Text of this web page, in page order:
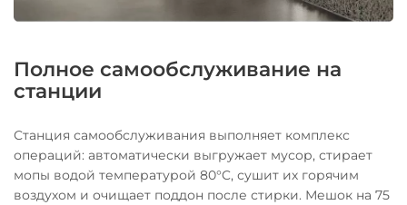
Полное самообслуживание на
станции
Станция самообслуживания выполняет комплекс
операций: автоматически выгружает мусор, стирает
мопы водой температурой 80°C, сушит их горячим
воздухом и очищает поддон после стирки. Мешок на 75